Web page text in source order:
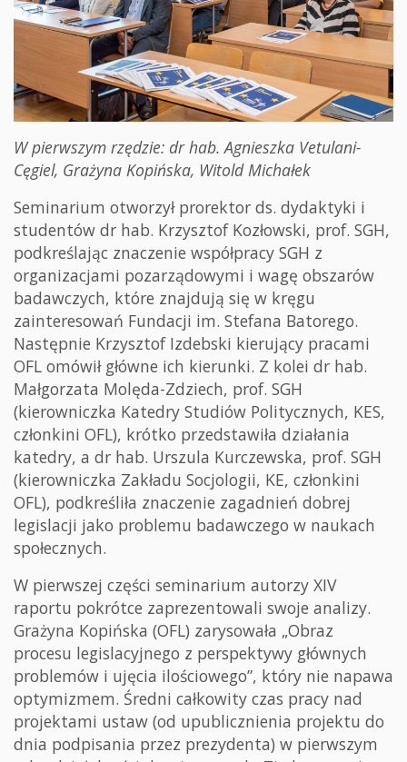
W pierwszym rzędzie: dr hab. Agnieszka Vetulani-
Cęgiel, Grażyna Kopińska, Witold Michałek
Seminarium otworzył prorektor ds. dydaktyki i
studentów dr hab. Krzysztof Kozłowski, prof. SGH,
podkreślając znaczenie współpracy SGH z
organizacjami pozarządowymi i wagę obszarów
badawczych, które znajdują się w kręgu
zainteresowań Fundacji im. Stefana Batorego.
Następnie Krzysztof Izdebski kierujący pracami
OFL omówił główne ich kierunki. Z kolei dr hab.
Małgorzata Molęda-Zdziech, prof. SGH
(kierowniczka Katedry Studiów Politycznych, KES,
członkini OFL), krótko przedstawiła działania
katedry, a dr hab. Urszula Kurczewska, prof. SGH
(kierowniczka Zakładu Socjologii, KE, członkini
OFL), podkreśliła znaczenie zagadnień dobrej
legislacji jako problemu badawczego w naukach
społecznych.
W pierwszej części seminarium autorzy XIV
raportu pokrótce zaprezentowali swoje analizy.
Grażyna Kopińska (OFL) zarysowała „Obraz
procesu legislacyjnego z perspektywy głównych
problemów i ujęcia ilościowego”, który nie napawa
optymizmem. Średni całkowity czas pracy nad
projektami ustaw (od upublicznienia projektu do
dnia podpisania przez prezydenta) w pierwszym